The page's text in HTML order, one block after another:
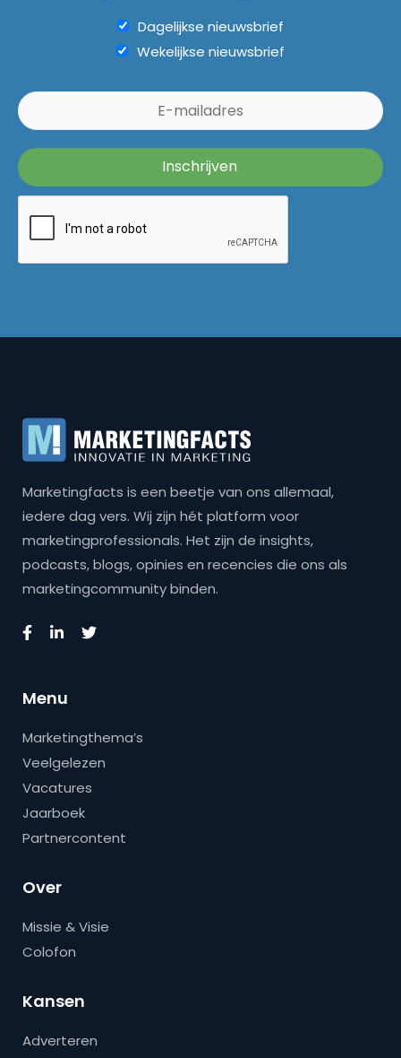
Dagelijkse nieuwsbrief
Wekelijkse nieuwsbrief
Marketingfacts is een beetje van ons allemaal,
iedere dag vers. Wij zijn hét platform voor
marketingprofessionals. Het zijn de insights,
podcasts, blogs, opinies en recencies die ons als
marketingcommunity binden.
Menu
Marketingthema’s
Veelgelezen
Vacatures
Jaarboek
Partnercontent
Over
Missie & Visie
Colofon
Kansen
Adverteren